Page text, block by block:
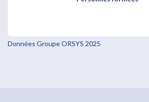
Données Groupe ORSYS 2025